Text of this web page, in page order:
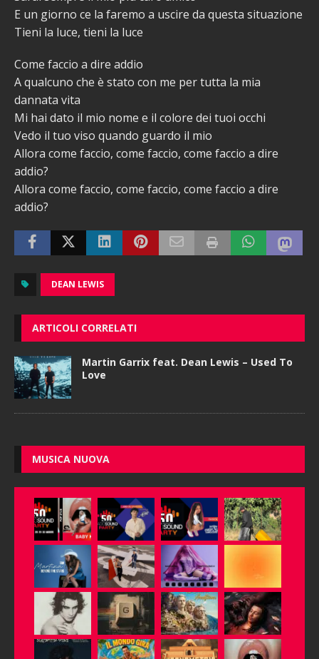
E un giorno ce la faremo a uscire da questa situazione
Tieni la luce, tieni la luce
Come faccio a dire addio
A qualcuno che è stato con me per tutta la mia
dannata vita
Mi hai dato il mio nome e il colore dei tuoi occhi
Vedo il tuo viso quando guardo il mio
Allora come faccio, come faccio, come faccio a dire
addio?
Allora come faccio, come faccio, come faccio a dire
addio?
DEAN LEWIS
ARTICOLI CORRELATI
Martin Garrix feat. Dean Lewis – Used To
Love
MUSICA NUOVA